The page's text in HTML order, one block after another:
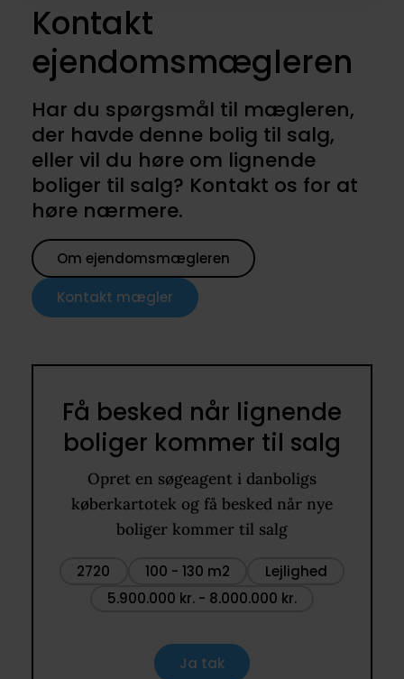
Kontakt
ejendomsmægleren
Har du spørgsmål til mægleren,
der havde denne bolig til salg,
eller vil du høre om lignende
boliger til salg? Kontakt os for at
høre nærmere.
Om ejendomsmægleren
Kontakt mægler
Få besked når lignende
boliger kommer til salg
Opret en søgeagent i danboligs
køberkartotek og få besked når nye
boliger kommer til salg
2720 100 - 130 m2
Lejlighed
5.900.000 kr. - 8.000.000 kr.
Ja tak